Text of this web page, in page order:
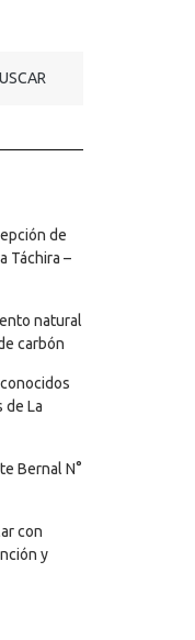
de
Táchira –
natural
carbón
de La
Bernal N°
con
y